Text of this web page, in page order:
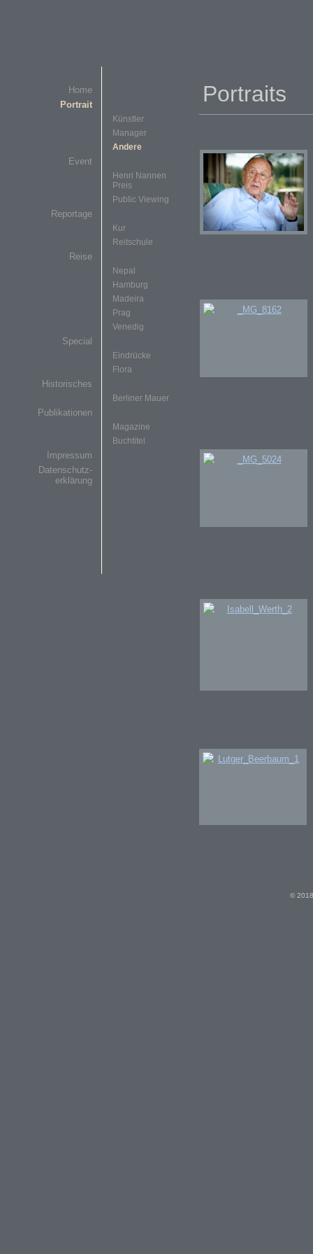
Home
Portrait
Künstler
Manager
Andere
Event
Henri Nannen
Preis
Public Viewing
Reportage
Kur
Reitschule
Reise
Nepal
Hamburg
Madeira
Prag
Venedig
Special
Eindrücke
Flora
Historisches
Berliner Mauer
Publikationen
Magazine
Buchtitel
Impressum
Datenschutz-
erklärung
Portraits
©